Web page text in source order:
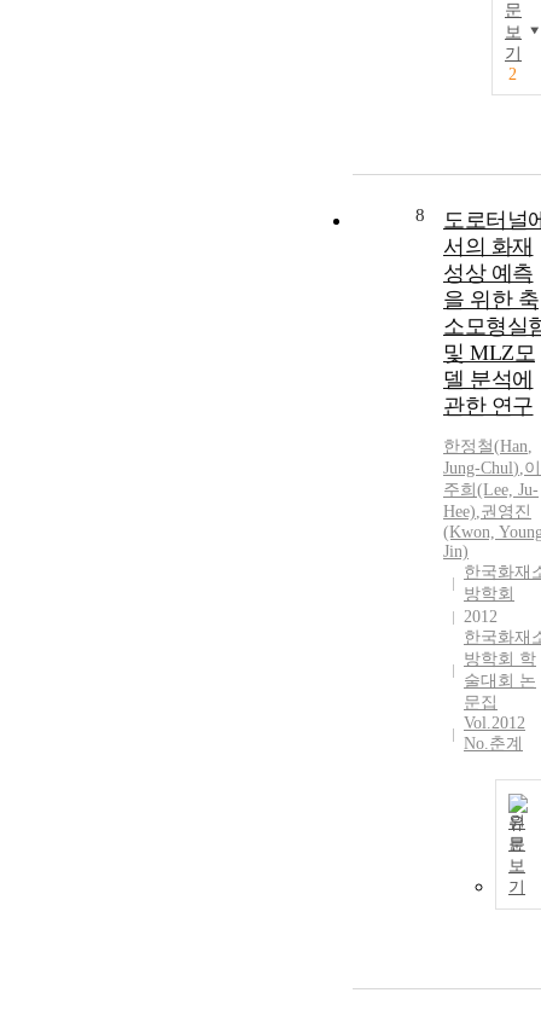
문
보
기
2
8
도로터널
서의 화재
성상 예측
을 위한 축
소모형실
및 MLZ모
델 분석에
관한 연구
한정철(Han,
Jung-Chul),이
주희(Lee, Ju-
Hee),권영진
(Kwon,
Jin)
한국화재
방학회
2012
한국화재
방학회 학
술대회 논
문집
Vol.2012
No.춘계
원
문
보
기